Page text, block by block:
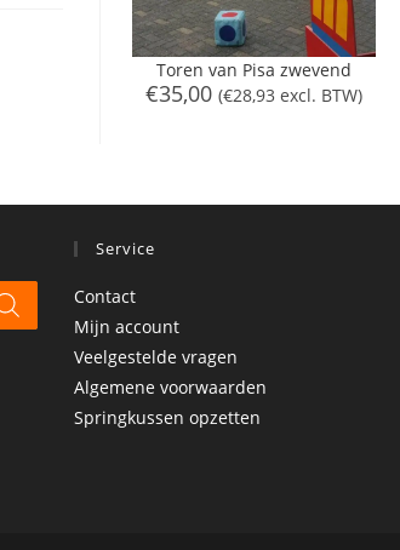
Toren van Pisa zwevend
€35,00 (€28,93 excl. BTW)
Service
Contact
Mijn account
Veelgestelde vragen
Algemene voorwaarden
Springkussen opzetten